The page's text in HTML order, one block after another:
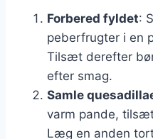
Forbered fyldet:
peberfrugter i en
Tilsæt derefter
efter smag.
Samle
varm pande,
Læg en anden